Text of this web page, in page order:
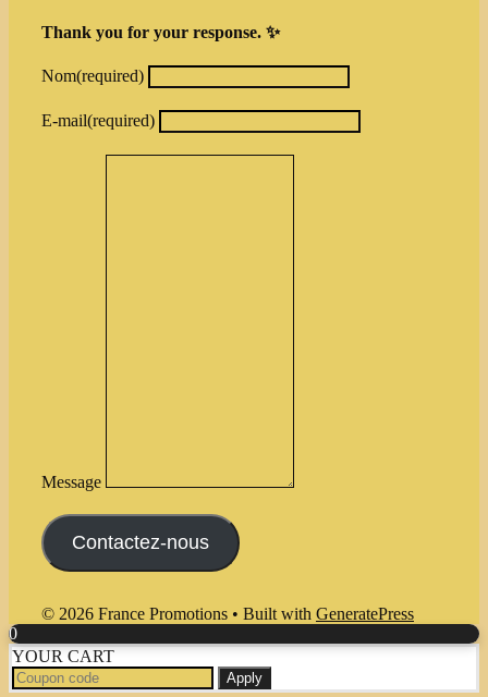
Thank you for your response. ✨
Nom(required)
E-mail(required)
Message
Contactez-nous
© 2026 France Promotions • Built with GeneratePress
0
YOUR CART
Apply